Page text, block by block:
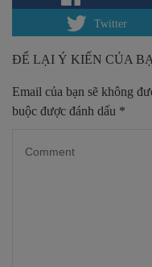
Twitter
ĐỂ LẠI Ý KIẾN CỦA
Email của bạn sẽ không
buộc được đánh dấu *